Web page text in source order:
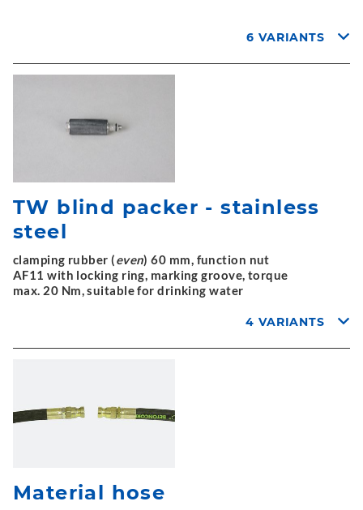
6 VARIANTS
TW blind packer - stainless
steel
clamping rubber (even) 60 mm, function nut
AF11 with locking ring, marking groove, torque
max. 20 Nm, suitable for drinking water
4 VARIANTS
Material hose